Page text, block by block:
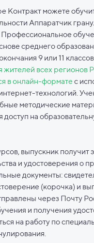
Контракт можете
Аппаратчик
Профессиональное
среднего
9 или 11
жителей всех регионов
в онлайн-формате с
технологий.
методические
доступ на
выпускник получит
и удостоверения о
документы:
(корочка) и
через Почту
и получения
на работу по